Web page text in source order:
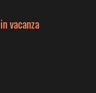
vacanza